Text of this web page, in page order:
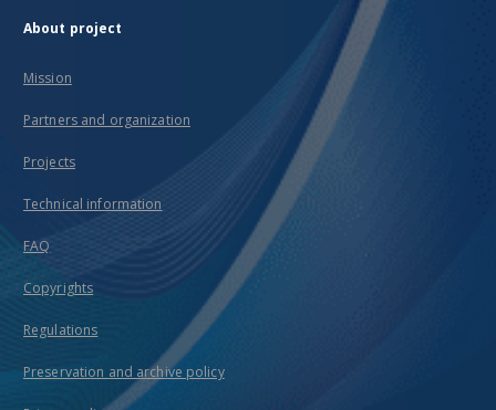
About project
Mission
Partners and organization
Projects
Technical information
FAQ
Copyrights
Regulations
Preservation and archive policy